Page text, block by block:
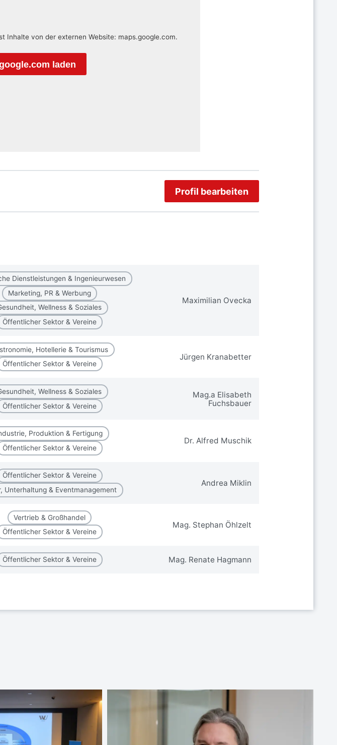
Inhalte von der externen Website: maps.google.com.
laden
Profil bearbeiten
Dienstleistungen & Ingenieurwesen
Marketing, PR & Werbung
Wellness & Soziales
Öffentlicher Sektor & Vereine
Maximilian Ovecka
Hotellerie & Tourismus
Öffentlicher Sektor & Vereine
Jürgen Kranabetter
Wellness & Soziales
Öffentlicher Sektor & Vereine
Mag.a Elisabeth
Fuchsbauer
Produktion & Fertigung
Öffentlicher Sektor & Vereine
Dr. Alfred Muschik
Öffentlicher Sektor & Vereine
Unterhaltung & Eventmanagement
Andrea Miklin
Vertrieb & Großhandel
Öffentlicher Sektor & Vereine
Mag. Stephan Öhlzelt
Öffentlicher Sektor & Vereine Mag. Renate Hagmann